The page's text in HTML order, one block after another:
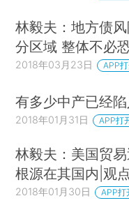
林毅夫：地方债
分区域 整体不必
2018年03月23日 APP
有多少中产已经陷
2018年01月31日 APP打
林毅夫：美国贸
根源在其国内|观
2018年01月30日 APP打